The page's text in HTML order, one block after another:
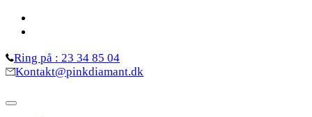
Skip
(Press
Enter)
Ring på : 23 34 85 04
Kontakt@pinkdiamant.dk